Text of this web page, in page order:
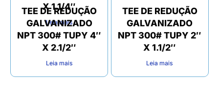
X 1.1/4″
Leia mais
TEE DE REDUÇÃO
GALVANIZADO
NPT 300# TUPY 4″
X 2.1/2″
Leia mais
TEE DE REDUÇÃO
GALVANIZADO
NPT 300# TUPY 2″
X 1.1/2″
Leia mais